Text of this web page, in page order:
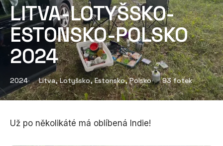
LITVA-LOTYŠSKO-
ESTONSKO-POLSKO
2024
2024 Litva, Lotyšsko, Estonsko, Polsko 93 fotek
Už po několikáté má oblíbená Indie!